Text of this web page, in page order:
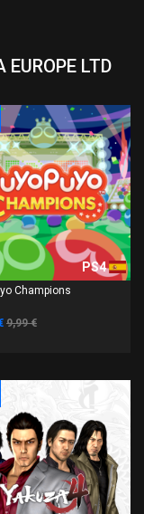
LTD
PS4
Champions
9,99 €